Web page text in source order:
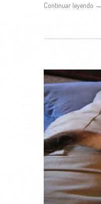
Continuar leyendo →